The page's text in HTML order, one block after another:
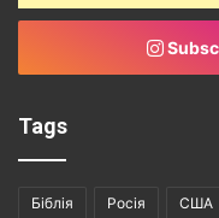
Tags
Біблія Росія США